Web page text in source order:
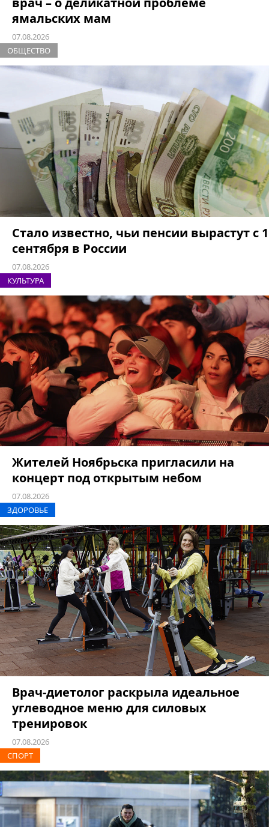
ямальских мам
07.08.2026
ОБЩЕСТВО
Стало известно, чьи пенсии вырастут с 1
сентября в России
07.08.2026
КУЛЬТУРА
Жителей Ноябрьска пригласили на
концерт под открытым небом
07.08.2026
ЗДОРОВЬЕ
Врач-диетолог раскрыла идеальное
углеводное меню для силовых
тренировок
07.08.2026
СПОРТ